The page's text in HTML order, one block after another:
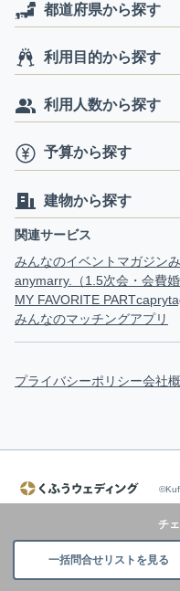
チ
一括問合せリストを見る
都道府県から探す
利用目的から探す
利用人数から探す
予算から探す
建物から探す
関連サービス
みんなのイベントマガジン
anymarry.（1.5次会・会費婚
MY FAVORITE PARTcapry
みんなのマッチングアプリ
プライバシーポリシー会社